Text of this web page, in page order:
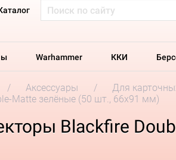
Warhammer ККИ
Аксессуары Для
Matte зелёные (50 шт., 66x91 мм)
Blackfire